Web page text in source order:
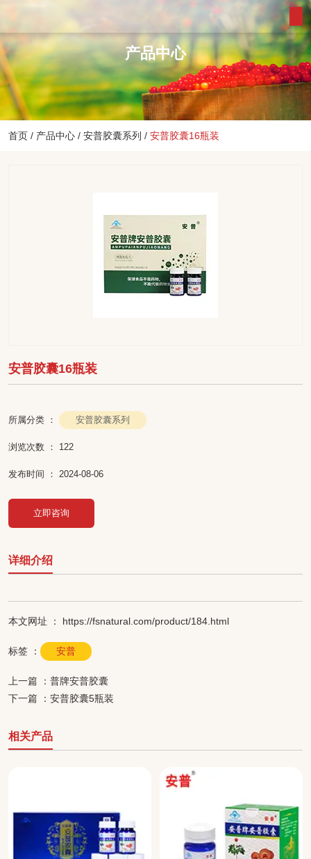
产品中心
首页 / 产品中心 / 安普胶囊系列 / 安普胶囊16瓶装
安普胶囊16瓶装
所属分类 ： 安普胶囊系列
浏览次数 ： 122
发布时间 ： 2024-08-06
立即咨询
详细介绍
本文网址 ： https://fsnatural.com/product/184.html
标签 ： 安普
上一篇 ： 普牌安普胶囊
下一篇 ： 安普胶囊5瓶装
相关产品